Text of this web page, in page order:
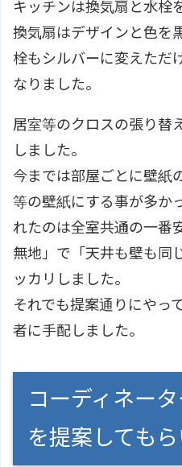
キッチンは換気扇と水栓
換気扇はデザインと色を
栓もシルバーに変えただ
なりました。
居室等のクロスの張り替
しました。
今までは部屋ごとに壁紙
等の壁紙にする事が多か
れたのは全室共通の一番
無地」で「天井も壁も同
ッカリしました。
それでも提案通りにやっ
者に手配しました。
コーディネー
を提案しても